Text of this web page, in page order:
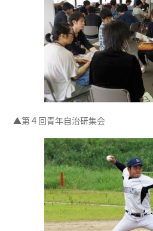
▲第４回青年自治研集会